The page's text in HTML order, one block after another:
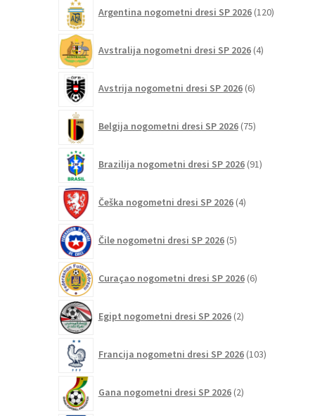
Argentina nogometni dresi SP 2026 120izdelkov
Avstralija nogometni dresi SP 2026 4izdelki
Avstrija nogometni dresi SP 2026 6izdelkov
Belgija nogometni dresi SP 2026 75izdelkov
Brazilija nogometni dresi SP 2026 91izdelkov
Češka nogometni dresi SP 2026 4izdelki
Čile nogometni dresi SP 2026 5izdelkov
Curaçao nogometni dresi SP 2026 6izdelkov
Egipt nogometni dresi SP 2026 2izdelka
Francija nogometni dresi SP 2026 103izdelki
Gana nogometni dresi SP 2026 2izdelka